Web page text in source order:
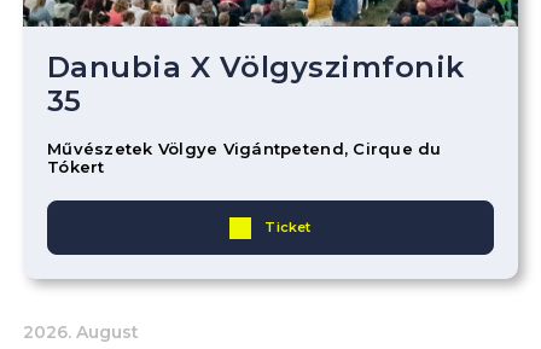
Danubia X Völgyszimfonik
35
Művészetek Völgye Vigántpetend, Cirque du
Tókert
Ticket
2026. August